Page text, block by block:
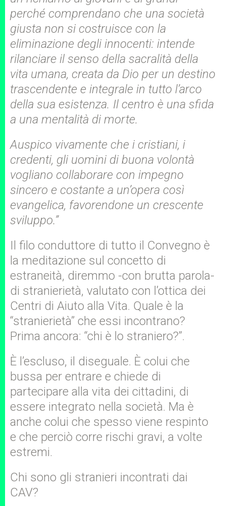
perché comprendano che una società
giusta non si costruisce con la
eliminazione degli innocenti: intende
rilanciare il senso della sacralità della
vita umana, creata da Dio per un destino
trascendente e integrale in tutto l’arco
della sua esistenza. Il centro è una sfida
a una mentalità di morte.
Auspico vivamente che i cristiani, i
credenti, gli uomini di buona volontà
vogliano collaborare con impegno
sincero e costante a un’opera così
evangelica, favorendone un crescente
sviluppo.”
Il filo conduttore di tutto il Convegno è
la meditazione sul concetto di
estraneità, diremmo -con brutta parola-
di stranierietà, valutato con l’ottica dei
Centri di Aiuto alla Vita. Quale è la
“stranierietà” che essi incontrano?
Prima ancora: “chi è lo straniero?”.
È l’escluso, il diseguale. È colui che
bussa per entrare e chiede di
partecipare alla vita dei cittadini, di
essere integrato nella società. Ma è
anche colui che spesso viene respinto
e che perciò corre rischi gravi, a volte
estremi.
Chi sono gli stranieri incontrati dai
CAV?